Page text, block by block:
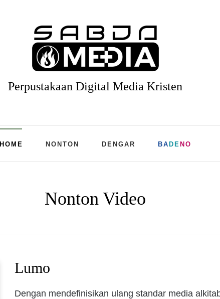
Perpustakaan Digital Media Kristen
HOME NONTON DENGAR BA DE NO
Nonton Video
Lumo
Dengan mendefinisikan ulang standar media